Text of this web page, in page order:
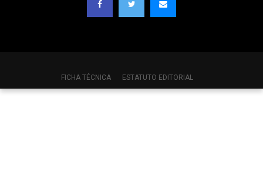
FICHA TÉCNICA ESTATUTO EDITORIAL